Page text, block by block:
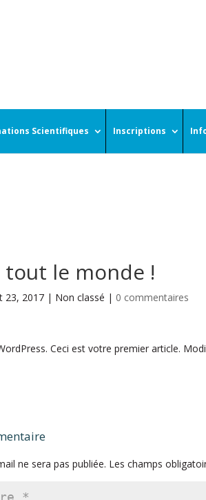
Scientifiques Inscriptions
tout le monde !
23, 2017 | Non classé | 0 commentaires
Ceci est votre premier article.
ne sera pas publiée. Les champs